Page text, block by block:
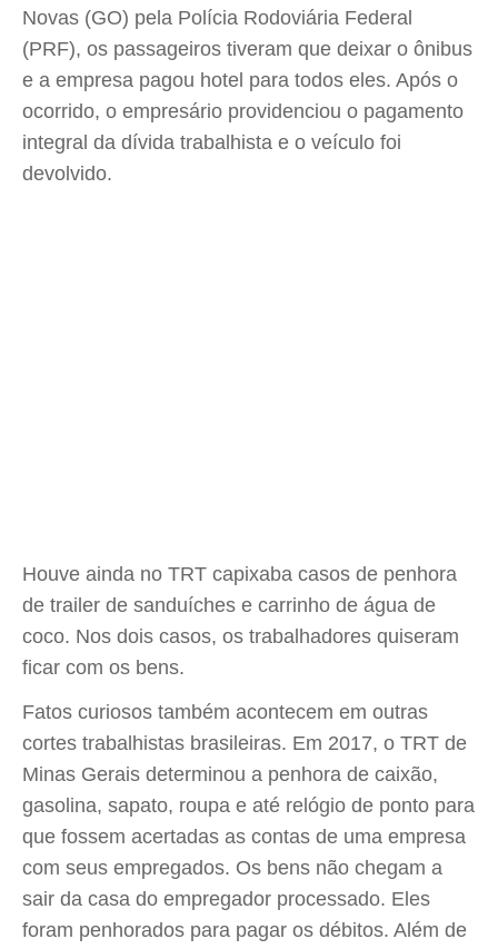
Novas (GO) pela Polícia Rodoviária Federal
(PRF), os passageiros tiveram que deixar o ônibus
e a empresa pagou hotel para todos eles. Após o
ocorrido, o empresário providenciou o pagamento
integral da dívida trabalhista e o veículo foi
devolvido.
Houve ainda no TRT capixaba casos de penhora
de trailer de sanduíches e carrinho de água de
coco. Nos dois casos, os trabalhadores quiseram
ficar com os bens.
Fatos curiosos também acontecem em outras
cortes trabalhistas brasileiras. Em 2017, o TRT de
Minas Gerais determinou a penhora de caixão,
gasolina, sapato, roupa e até relógio de ponto para
que fossem acertadas as contas de uma empresa
com seus empregados. Os bens não chegam a
sair da casa do empregador processado. Eles
foram penhorados para pagar os débitos. Além de